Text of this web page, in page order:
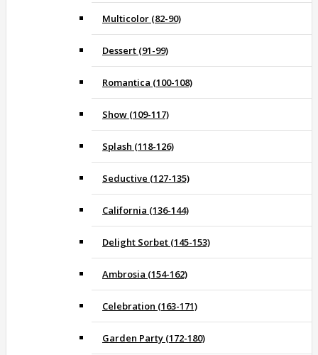
Multicolor (82-90)
Dessert (91-99)
Romantica (100-108)
Show (109-117)
Splash (118-126)
Seductive (127-135)
California (136-144)
Delight Sorbet (145-153)
Ambrosia (154-162)
Celebration (163-171)
Garden Party (172-180)